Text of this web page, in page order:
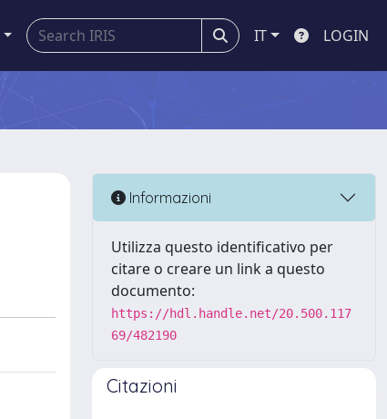
IT LOGIN
Informazioni
Utilizza questo identificativo per
citare o creare un link a questo
documento:
https://hdl.handle.net/20.500.117
69/482190
Citazioni